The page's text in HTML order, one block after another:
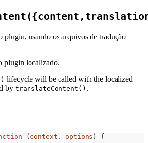
plugin, usando os arquivos de tradução
plugin localizado.
lifecycle will be called with the localized
by translateContent() .
( context , options )
{